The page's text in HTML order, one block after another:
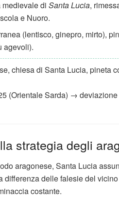
medievale di Santa Lucia,
e Nuoro.
(lentisco, ginepro, mirto),
agevoli).
chiesa di Santa Lucia, pineta
(Orientale Sarda) →
strategia degli
aragonese, Santa Lucia
delle falesie del vicino
costante.